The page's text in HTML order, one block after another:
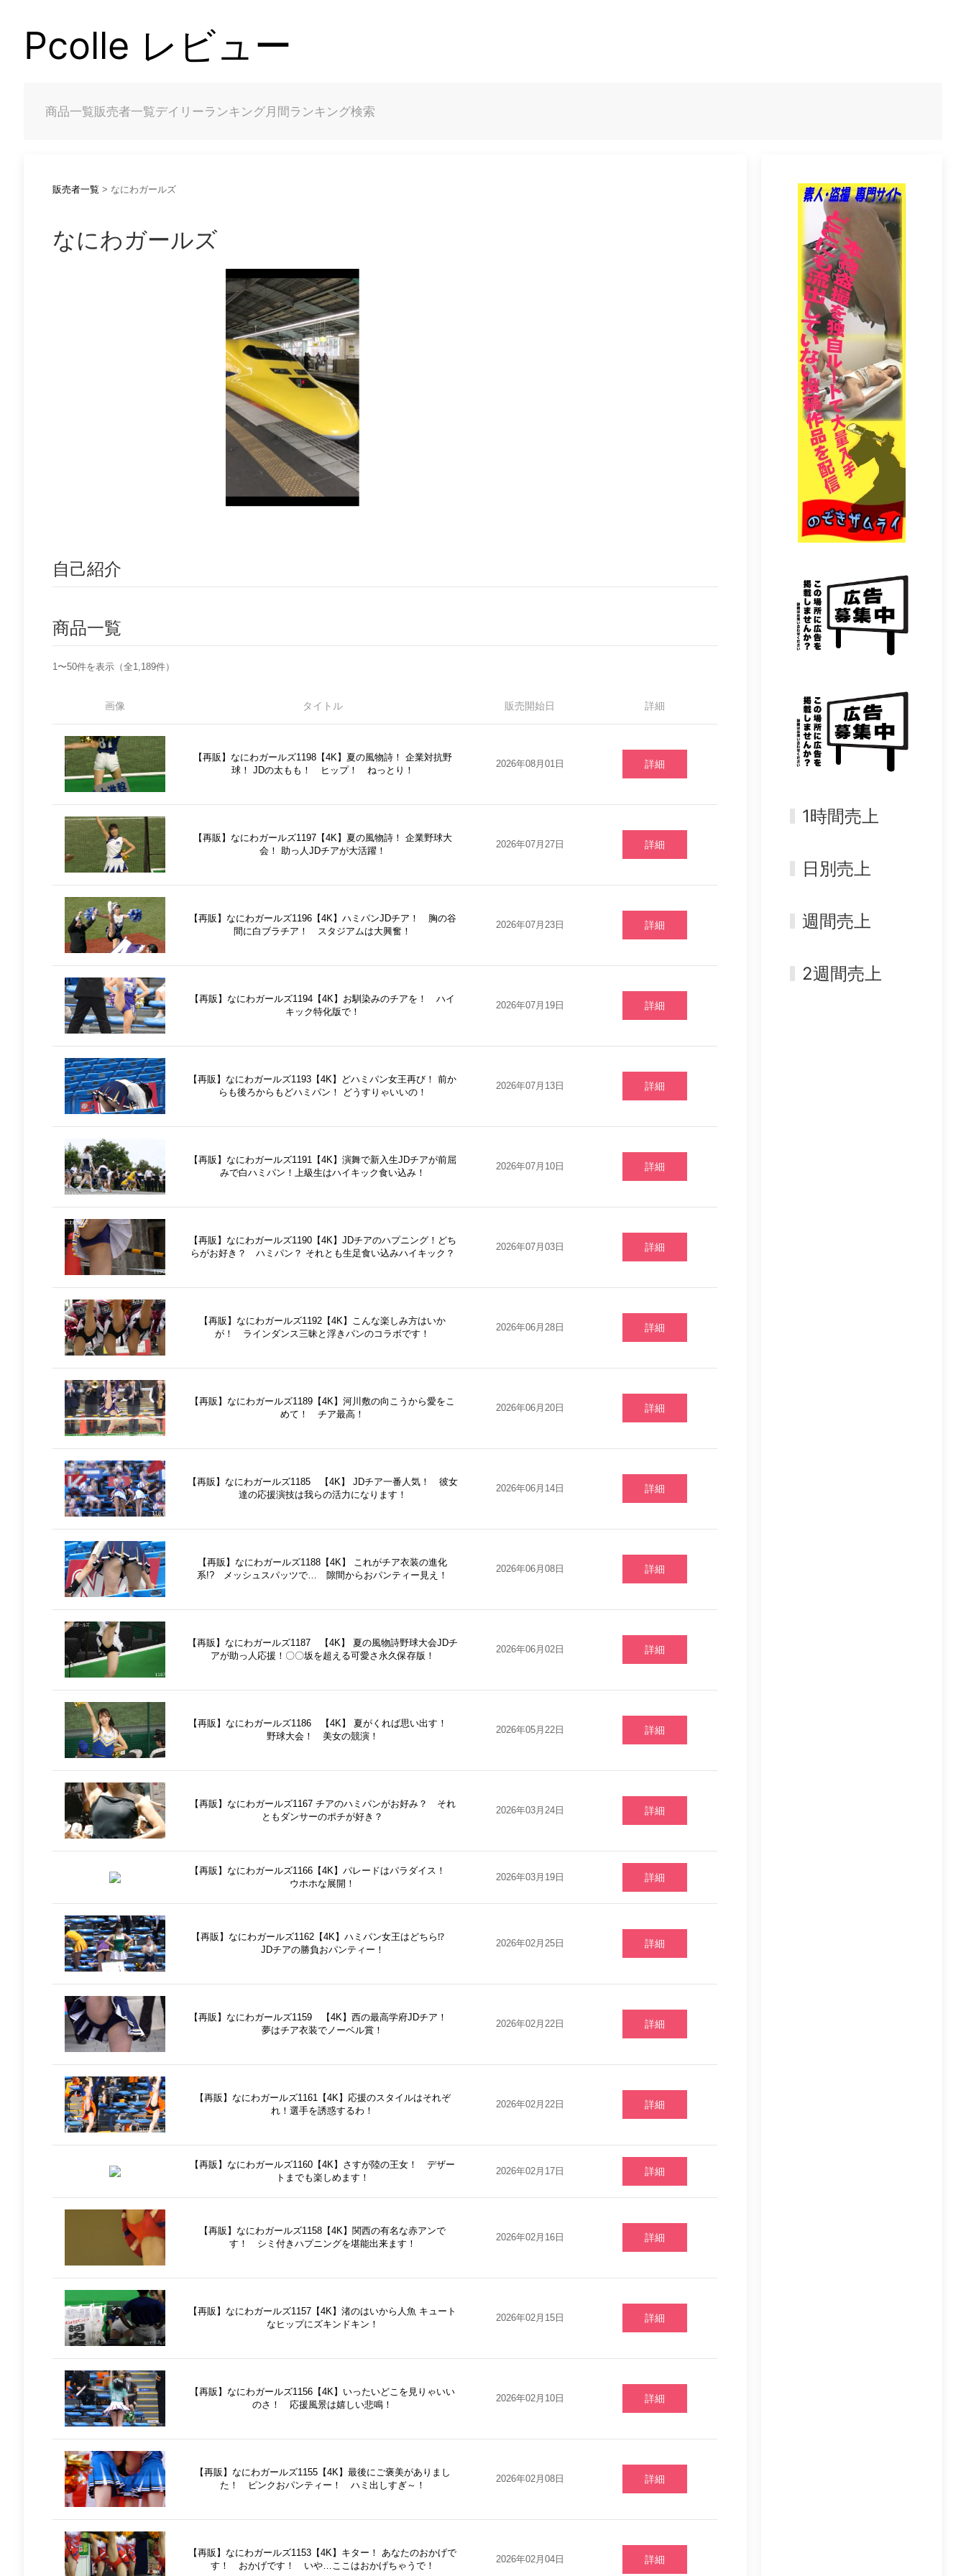
Pcolle レビュー
商品一覧販売者一覧デイリーランキング月間ランキング検索
販売者一覧 > なにわガールズ
なにわガールズ
自己紹介
商品一覧
1〜50件を表示（全1,189件）
画像 タイトル 販売開始日 詳細
【再販】なにわガールズ1198【4K】夏の風物詩！ 企業対抗野
球！ JDの太もも！ ヒップ！ ねっとり！
2026年08月01日 詳細
【再販】なにわガールズ1197【4K】夏の風物詩！ 企業野球大
会！ 助っ人JDチアが大活躍！
2026年07月27日 詳細
【再販】なにわガールズ1196【4K】ハミパンJDチア！ 胸の谷
間に白ブラチア！ スタジアムは大興奮！
2026年07月23日 詳細
【再販】なにわガールズ1194【4K】お馴染みのチアを！ ハイ
キック特化版で！
2026年07月19日 詳細
【再販】なにわガールズ1193【4K】どハミパン女王再び！ 前か
らも後ろからもどハミパン！ どうすりゃいいの！
2026年07月13日 詳細
【再販】なにわガールズ1191【4K】演舞で新入生JDチアが前屈
みで白ハミパン！上級生はハイキック食い込み！
2026年07月10日 詳細
【再販】なにわガールズ1190【4K】JDチアのハプニング！どち
らがお好き？ ハミパン？ それとも生足食い込みハイキック？
2026年07月03日 詳細
【再販】なにわガールズ1192【4K】こんな楽しみ方はいか
が！ ラインダンス三昧と浮きパンのコラボです！
2026年06月28日 詳細
【再販】なにわガールズ1189【4K】河川敷の向こうから愛をこ
めて！ チア最高！
2026年06月20日 詳細
【再販】なにわガールズ1185 【4K】 JDチア一番人気！ 彼女
達の応援演技は我らの活力になります！
2026年06月14日 詳細
【再販】なにわガールズ1188【4K】 これがチア衣装の進化
系!? メッシュスパッツで… 隙間からおパンティー見え！
2026年06月08日 詳細
【再販】なにわガールズ1187 【4K】 夏の風物詩野球大会JDチ
アが助っ人応援！〇〇坂を超える可愛さ永久保存版！
2026年06月02日 詳細
【再販】なにわガールズ1186 【4K】 夏がくれば思い出す！
野球大会！ 美女の競演！
2026年05月22日 詳細
【再販】なにわガールズ1167 チアのハミパンがお好み？ それ
ともダンサーのポチが好き？
2026年03月24日 詳細
【再販】なにわガールズ1166【4K】パレードはパラダイス！
ウホホな展開！
2026年03月19日 詳細
【再販】なにわガールズ1162【4K】ハミパン女王はどちら⁉
JDチアの勝負おパンティー！
2026年02月25日 詳細
【再販】なにわガールズ1159 【4K】西の最高学府JDチア！
夢はチア衣装でノーベル賞！
2026年02月22日 詳細
【再販】なにわガールズ1161【4K】応援のスタイルはそれぞ
れ！選手を誘惑するわ！
2026年02月22日 詳細
【再販】なにわガールズ1160【4K】さすが陸の王女！ デザー
トまでも楽しめます！
2026年02月17日 詳細
【再販】なにわガールズ1158【4K】関西の有名な赤アンで
す！ シミ付きハプニングを堪能出来ます！
2026年02月16日 詳細
【再販】なにわガールズ1157【4K】渚のはいから人魚 キュート
なヒップにズキンドキン！
2026年02月15日 詳細
【再販】なにわガールズ1156【4K】いったいどこを見りゃいい
のさ！ 応援風景は嬉しい悲鳴！
2026年02月10日 詳細
【再販】なにわガールズ1155【4K】最後にご褒美がありまし
た！ ピンクおパンティー！ ハミ出しすぎ～！
2026年02月08日 詳細
【再販】なにわガールズ1153【4K】キター！ あなたのおかげで
す！ おかげです！ いや…ここはおかげちゃうで！
2026年02月04日 詳細
1時間売上
日別売上
週間売上
2週間売上